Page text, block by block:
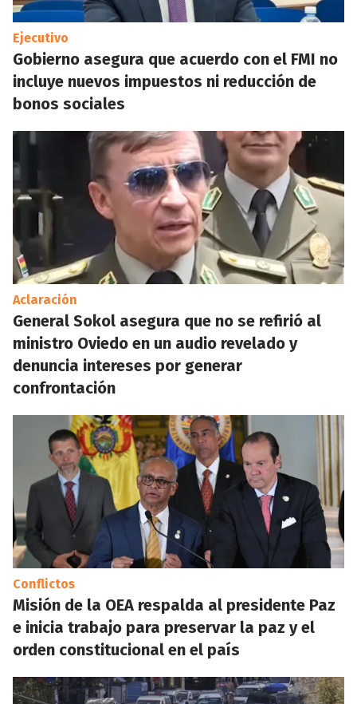
Ejecutivo
Gobierno asegura que acuerdo con el FMI no
incluye nuevos impuestos ni reducción de
bonos sociales
Aclaración
General Sokol asegura que no se refirió al
ministro Oviedo en un audio revelado y
denuncia intereses por generar
confrontación
Conflictos
Misión de la OEA respalda al presidente Paz
e inicia trabajo para preservar la paz y el
orden constitucional en el país